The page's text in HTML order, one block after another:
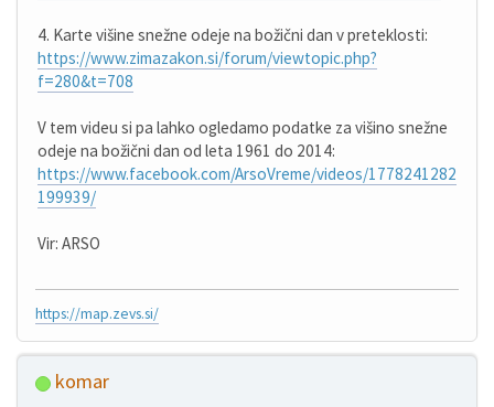
4. Karte višine snežne odeje na božični dan v preteklosti:
https://www.zimazakon.si/forum/viewtopic.php?
f=280&t=708
V tem videu si pa lahko ogledamo podatke za višino snežne
odeje na božični dan od leta 1961 do 2014:
https://www.facebook.com/ArsoVreme/videos/1778241282
199939/
Vir: ARSO
https://map.zevs.si/
komar